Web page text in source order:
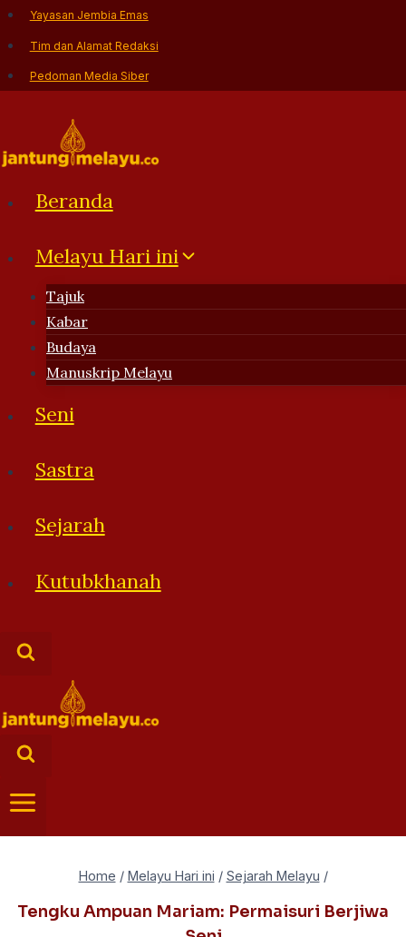
Skip
Yayasan Jembia Emas
Tim dan Alamat Redaksi
Pedoman Media Siber
Beranda
Melayu Hari ini
Tajuk
Kabar
Budaya
Manuskrip Melayu
Seni
Sastra
Sejarah
Kutubkhanah
Home / Melayu Hari ini / Sejarah Melayu /
Tengku Ampuan Mariam: Permaisuri Berjiwa